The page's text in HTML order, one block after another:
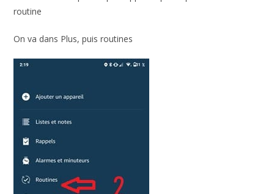
routine
On va dans Plus, puis routines